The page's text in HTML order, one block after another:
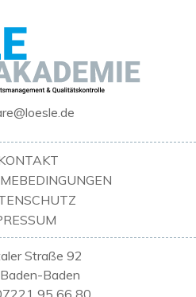
Straße 92
Baden
95 66 80